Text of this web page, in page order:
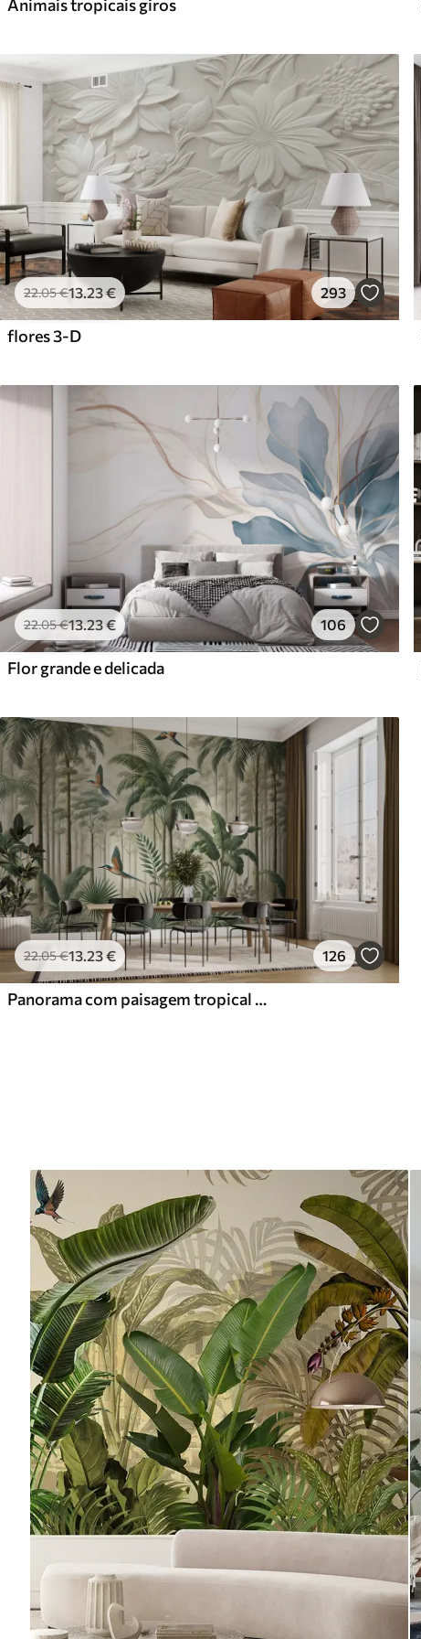
Animais tropicais giros
22.05€13.23€ 293
flores 3-D
22.05€13.23€ 106
Flor grande e delicada
22.05€13.23€ 126
Panorama com paisagem tropical e aves